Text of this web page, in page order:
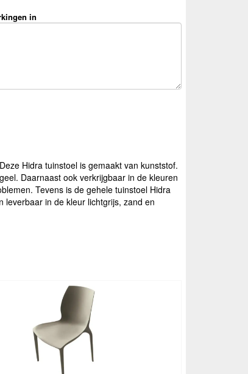
in
Hidra tuinstoel is gemaakt van kunststof.
Daarnaast ook verkrijgbaar in de kleuren
Tevens is de gehele tuinstoel Hidra
leverbaar in de kleur lichtgrijs, zand en